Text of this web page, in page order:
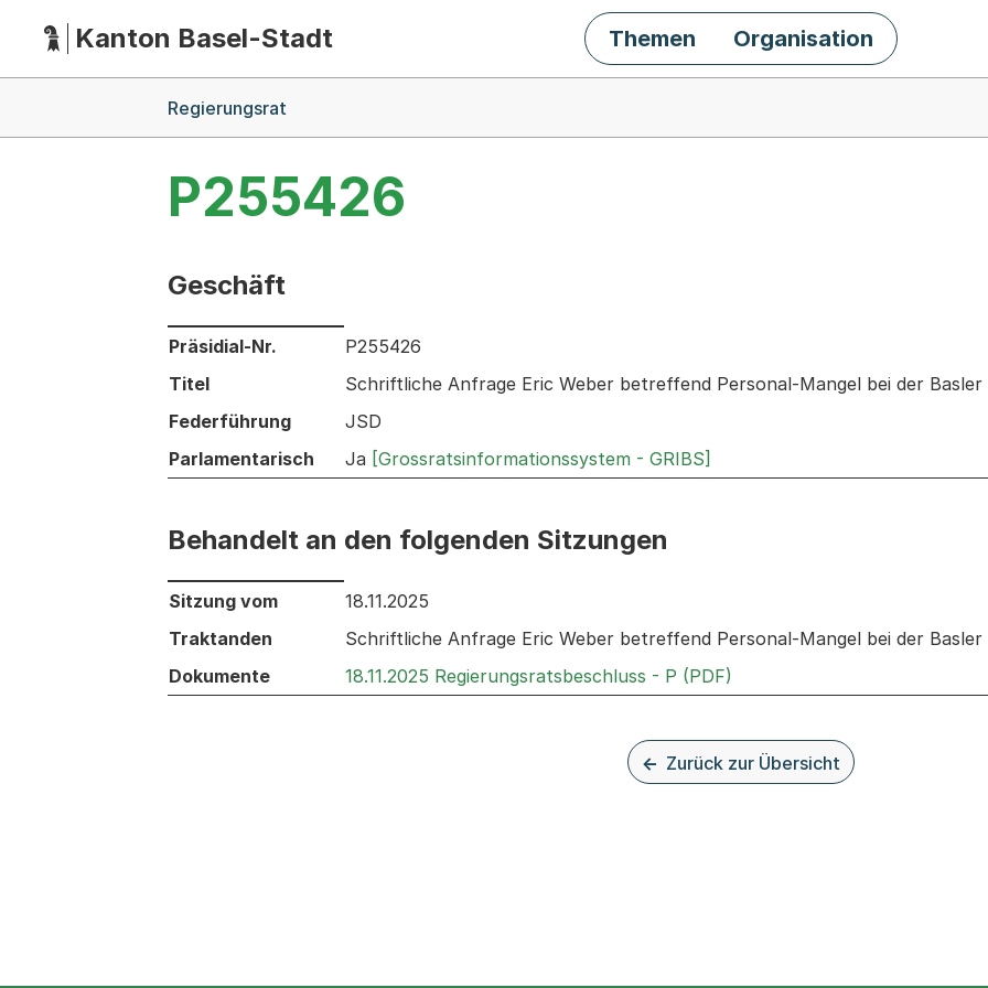
HauptnavigationKanton Basel-Stadt Themen Organisation
Regierungsrat
P255426
Geschäft
Informationen zum Ausgewählten Geschäft
Präsidial-Nr.
P255426
Titel
Schriftliche Anfrage Eric Weber betreffend Personal-Mangel bei der Basler
Federführung
JSD
Parlamentarisch
Ja [Grossratsinformationssystem - GRIBS]
Behandelt an den folgenden Sitzungen
Behandelt an den folgenden Sitzungen: Informationen zu den Sitzungen zum Geschäft
Sitzung vom
18.11.2025
Traktanden
Schriftliche Anfrage Eric Weber betreffend Personal-Mangel bei der Basler
Dokumente
18.11.2025 Regierungsratsbeschluss - P (PDF)
Zurück zur Übersicht